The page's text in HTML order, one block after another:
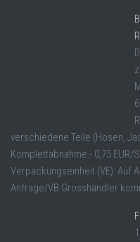
verschiedene Teile (Hosen,
Komplettabnahme - 0,75
Verpackungseinheit (VE): Auf
Anfrage/VB Grosshändler